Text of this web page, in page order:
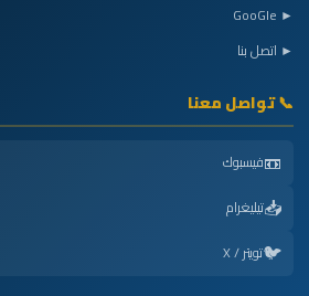
► GooGle
► اتصل بنا
📞 تواصل معنا
📼فيسبوك
📥تيليغرام
🐦تويتر / X